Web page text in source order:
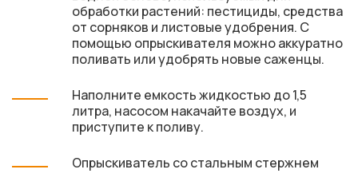
обработки растений: пестициды, средства
от сорняков и листовые удобрения. С
помощью опрыскивателя можно аккуратно
поливать или удобрять новые саженцы.
Наполните емкость жидкостью до 1,5
литра, насосом накачайте воздух, и
приступите к поливу.
Опрыскиватель со стальным стержнем